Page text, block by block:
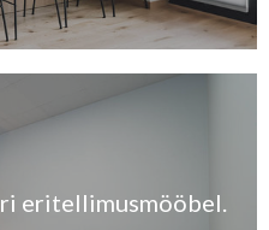
eritellimusmööbel.